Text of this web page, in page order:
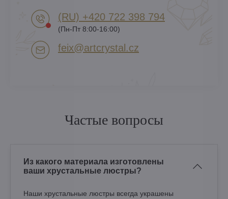
(RU) +420 722 398 794​
(Пн-Пт 8:00-16:00)
feix​@artcrystal​.cz
Частые вопросы
Из какого материала изготовлены
ваши хрустальные люстры?
Наши хрустальные люстры всегда украшены